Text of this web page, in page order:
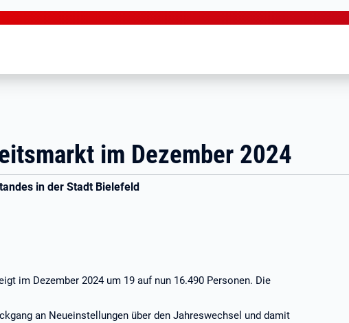
im Dezember 2024
in der Stadt Bielefeld
im Dezember 2024 um 19 auf nun 16.490 Personen. Die
an Neueinstellungen über den Jahreswechsel und damit